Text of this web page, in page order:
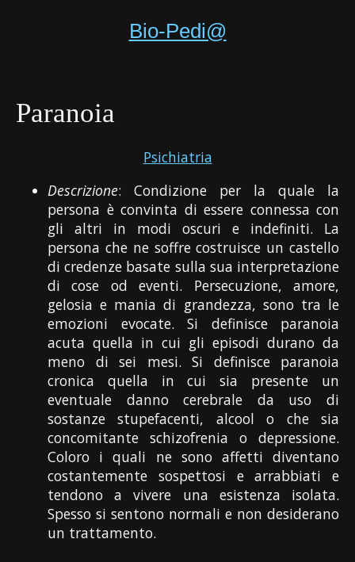
Bio-Pedi@
Paranoia
Psichiatria
Descrizione: Condizione per la quale la
persona è convinta di essere connessa con
gli altri in modi oscuri e indefiniti. La
persona che ne soffre costruisce un castello
di credenze basate sulla sua interpretazione
di cose od eventi. Persecuzione, amore,
gelosia e mania di grandezza, sono tra le
emozioni evocate. Si definisce paranoia
acuta quella in cui gli episodi durano da
meno di sei mesi. Si definisce paranoia
cronica quella in cui sia presente un
eventuale danno cerebrale da uso di
sostanze stupefacenti, alcool o che sia
concomitante schizofrenia o depressione.
Coloro i quali ne sono affetti diventano
costantemente sospettosi e arrabbiati e
tendono a vivere una esistenza isolata.
Spesso si sentono normali e non desiderano
un trattamento.